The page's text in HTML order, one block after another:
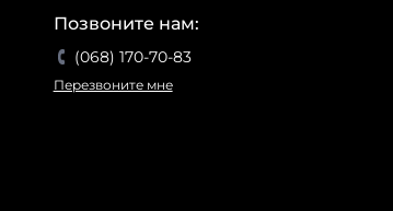
Позвоните нам:
(068) 170-70-83
Перезвоните мне